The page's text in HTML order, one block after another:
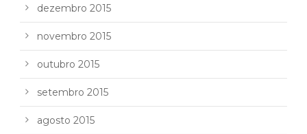
dezembro 2015
novembro 2015
outubro 2015
setembro 2015
agosto 2015